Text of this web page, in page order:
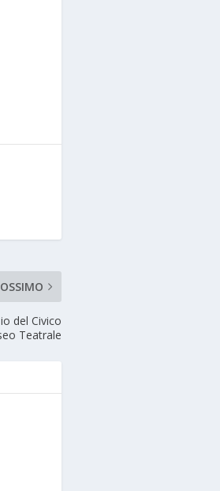
del Civico
Teatrale